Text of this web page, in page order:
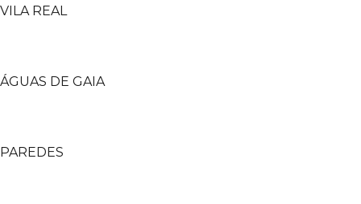
VILA REAL
ÁGUAS DE GAIA
PAREDES